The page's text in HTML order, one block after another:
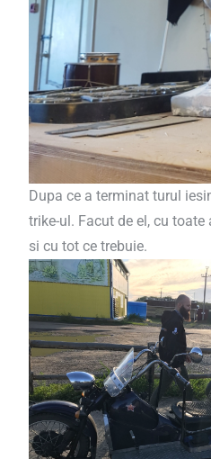
Dupa ce a terminat turul
trike-ul. Facut de el, cu
si cu tot ce trebuie.